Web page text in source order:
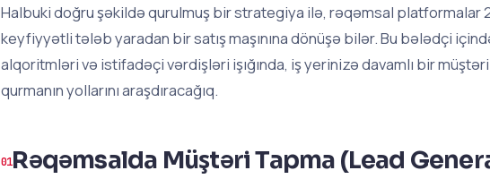
Halbuki doğru şəkildə qurulmuş bir strategiya ilə, rəqəmsal platformalar
keyfiyyətli tələb yaradan bir satış maşınına dönüşə bilər. Bu bələdçi
alqoritmləri və istifadəçi vərdişləri işığında, iş yerinizə davamlı bir
qurmanın yollarını araşdıracağıq.
Rəqəmsalda Müştəri Tapma (Lead